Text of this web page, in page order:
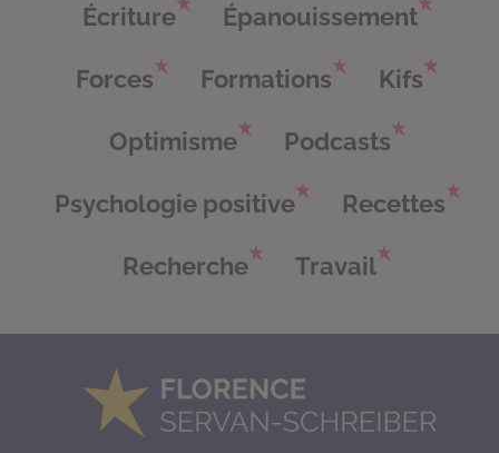
Écriture Épanouissement
Forces Formations Kifs
Optimisme Podcasts
Psychologie positive Recettes
Recherche Travail